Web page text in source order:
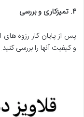
۴. تمیزکاری و بررسی
پس از پایان کار رزوه های
و کیفیت آنها را بررسی کنید.